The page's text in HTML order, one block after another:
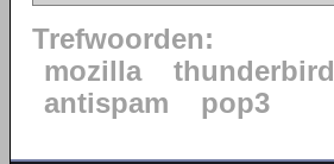
Trefwoorden:
mozilla
thunderbird
antispam
pop3